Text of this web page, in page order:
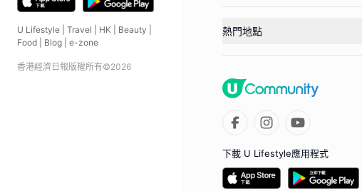
U Lifestyle Travel HK Beauty
Food
Blog e-zone
香港經濟日報版權所有©2026
熱門地點
下載 U Lifestyle應用程式